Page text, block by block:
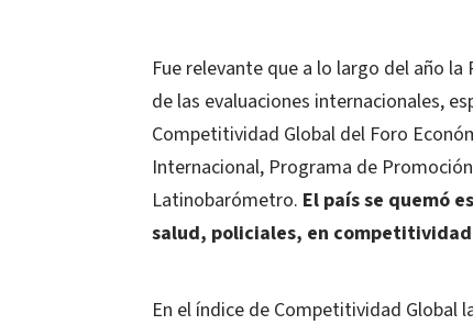
Fue relevante que a lo largo del año
de las evaluaciones internacionales,
Competitividad Global del Foro
Internacional, Programa de
Latinobarómetro. El país se quemó
salud, policiales, en
En el índice de Competitividad Global